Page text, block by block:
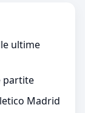
ultime
partite
Madrid